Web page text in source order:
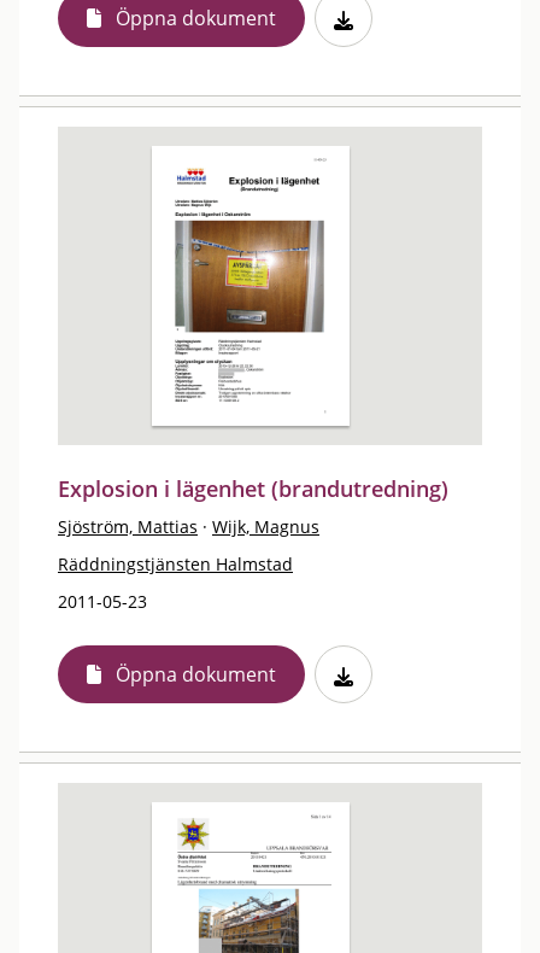
Öppna dokument
Explosion i lägenhet (brandutredning)
Sjöström, Mattias · Wijk, Magnus
Räddningstjänsten Halmstad
2011-05-23
Öppna dokument